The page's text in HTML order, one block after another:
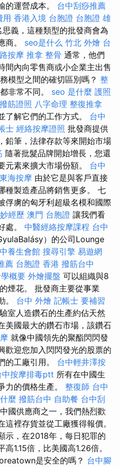
的運營成本。 台中刮痧推薦
用 香港入境 台胞證 台胞證 雄
思義，這種類型的批發商會為
商。 seo是什么 竹北 外燴 台
按摩 推拿 整骨 通常，他們
間內向零售商或小企業主出售
模型之間的確切區別嗎？ 整
非常不同。 seo 是什麼 護照
撥筋證照 八字命理 整復推拿
了解它們的工作方式。 台中
士 經絡按摩證照 批發商提供
鉛筆，法律存款等來開始市場
隨著批髮品牌開始增長，您還
元素來擴大市場份額。 台中
東海按摩 由於它是與客戶直接
種製造產品將銷售更多。 七
俘虜的匈牙利超級名模和國際
經歷 澳門 台胞證 讓我們看
處。 中醫經絡按摩課程 台中
）的公司Lounge
養生會館 搜尋引擎 易遊網
薦 台胞證 香港 撥筋台中
概要 外燴擺盤 可以組織與8
煙花。 批發商主要從事業
。 台中 外燴 記帳士 要補習
室人造鑽石的生產約佔天然
美國最大的鑽石市場，該鑽石
就像中國領先的聚酯閃閃發
歡迎您加入閃閃發光的股票的
的工廠引用。 台中輕井澤按
中按摩排毒ptt 所有在中國生
力的價格生產。 整復師 台中
麼 撥筋台中 自助餐 台中刮
國供應商之一，我們熱烈歡
裡存貨並從工廠獲得報價。
示，在2018年，每日犯罪的
1.15倍，比美國高1.26倍。
是安全的嗎？ 台中腳